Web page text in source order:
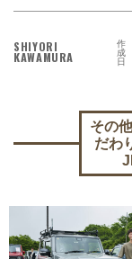
SHIYORI
KAWAMURA
作
成
日
その
だわ